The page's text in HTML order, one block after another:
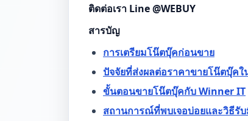
ติดต่อเรา Line @WEBUY
สารบัญ
การเตรียมโน๊ตบุ๊คก่อนขาย
ปัจจัยที่ส่งผลต่อราคาขายโน๊ตบุ๊คใ
ขั้นตอนขายโน๊ตบุ๊คกับ Winner IT
สถานการณ์ที่พบเจอบ่อยและวิธีรั